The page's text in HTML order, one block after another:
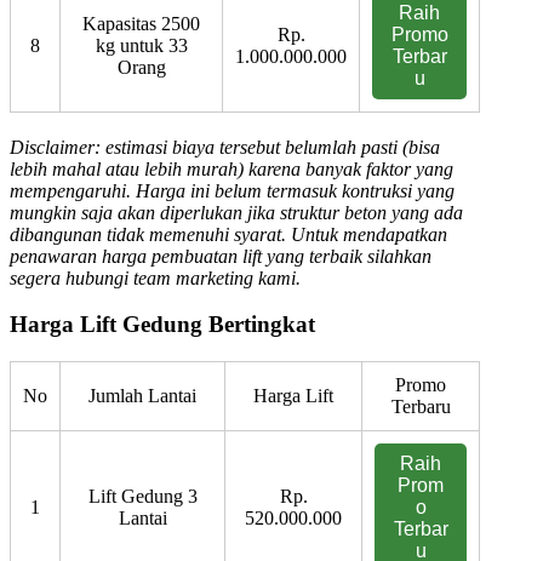
8
Kapasitas 2500
kg untuk 33
Orang
Rp.
1.000.000.000
Raih
Promo
Terbar
u
Disclaimer: estimasi biaya tersebut belumlah pasti (bisa
lebih mahal atau lebih murah) karena banyak faktor yang
mempengaruhi. Harga ini belum termasuk kontruksi yang
mungkin saja akan diperlukan jika struktur beton yang ada
dibangunan tidak memenuhi syarat. Untuk mendapatkan
penawaran harga pembuatan lift yang terbaik silahkan
segera hubungi team marketing kami.
Harga Lift Gedung Bertingkat
No Jumlah Lantai Harga Lift
Promo
Terbaru
1
Lift Gedung 3
Lantai
Rp.
520.000.000
Raih
Prom
o
Terbar
u